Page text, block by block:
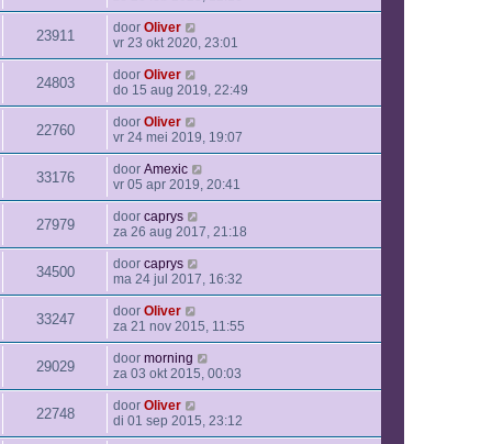
23911 door Oliver
vr 23 okt 2020, 23:01
24803 door Oliver
do 15 aug 2019, 22:49
22760 door Oliver
vr 24 mei 2019, 19:07
33176 door Amexic
vr 05 apr 2019, 20:41
27979 door caprys
za 26 aug 2017, 21:18
34500 door caprys
ma 24 jul 2017, 16:32
33247 door Oliver
za 21 nov 2015, 11:55
29029 door morning
za 03 okt 2015, 00:03
22748 door Oliver
di 01 sep 2015, 23:12